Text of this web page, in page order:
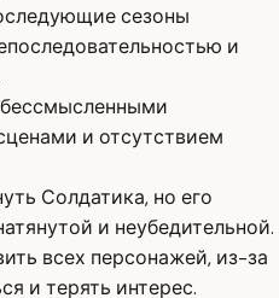
сезоны
и
и отсутствием
Солдатика, но его
и неубедительной.
всех персонажей, из-за
и терять интерес.